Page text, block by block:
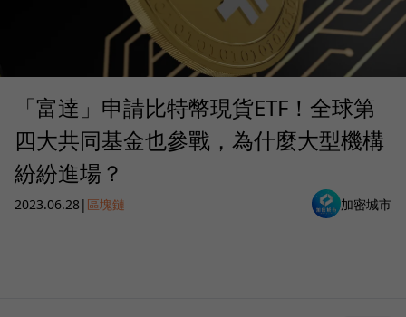
「富達」申請比特幣現貨ETF！全球第
四大共同基金也參戰，為什麼大型機構
紛紛進場？
2023.06.28| 區塊鏈 加密城市